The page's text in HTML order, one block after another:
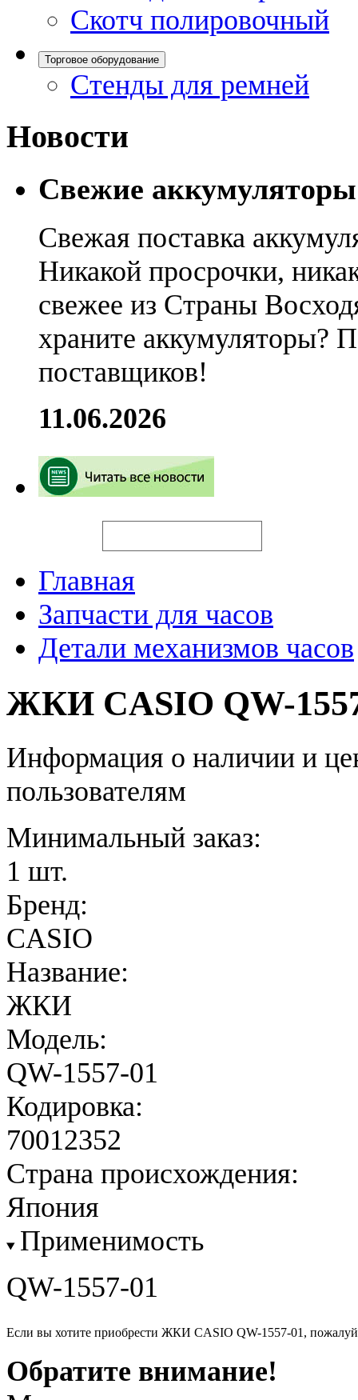
Скотч полировочный
Торговое оборудование
Стенды для ремней
Новости
Свежие
Свежая поставка
Никакой просрочки,
свежее из Страны
храните аккумуляторы?
поставщиков!
11.06.2026
Главная
Запчасти для часов
Детали механизмов часов
ЖКИ CASIO QW-
Информация о наличии и
пользователям
Минимальный заказ:
1 шт.
Бренд:
CASIO
Название:
ЖКИ
Модель:
QW-1557-01
Кодировка:
70012352
Страна происхождения:
Япония
Применимость
QW-1557-01
Если вы хотите приобрести ЖКИ CASIO QW-1557-01,
Обратите внимание!